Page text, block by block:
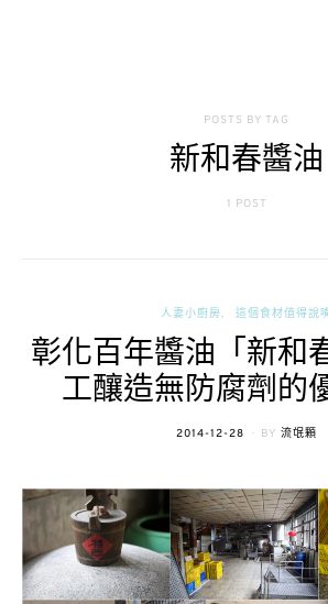
POSTS BY TAG
新和春醬油
1 POST
人妻小廚房 這個食材值得說
彰化百年醬油「新和
工釀造無防腐劑的
POSTED
2014-12-28 BY 流氓顆